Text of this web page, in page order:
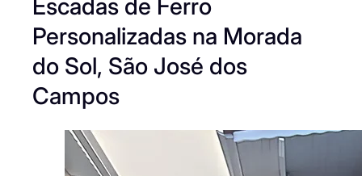
Escadas de Ferro
Personalizadas na Morada
do Sol, São José dos
Campos